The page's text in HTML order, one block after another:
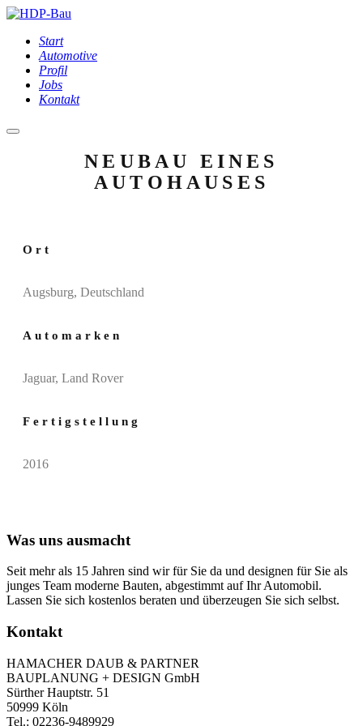
Start
Automotive
Profil
Jobs
Kontakt
NEUBAU EINES
AUTOHAUSES
Ort
Augsburg, Deutschland
Automarken
Jaguar, Land Rover
Fertigstellung
2016​
Was uns ausmacht
Seit mehr als 15 Jahren sind wir für Sie da und designen für Sie als
junges Team moderne Bauten, abgestimmt auf Ihr Automobil.
Lassen Sie sich kostenlos beraten und überzeugen Sie sich selbst.
Kontakt
HAMACHER DAUB & PARTNER
BAUPLANUNG + DESIGN GmbH
Sürther Hauptstr. 51
50999 Köln
Tel.: 02236-9489929